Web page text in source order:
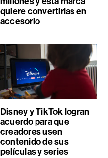
quiere convertirlas en
accesorio
Disney y TikTok logran
acuerdo para que
creadores usen
contenido de sus
películas y series